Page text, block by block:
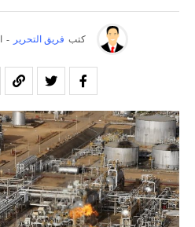
كتب فريق التحرير -